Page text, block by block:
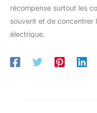
récompense surtout les
souvent et de concentrer
électrique.